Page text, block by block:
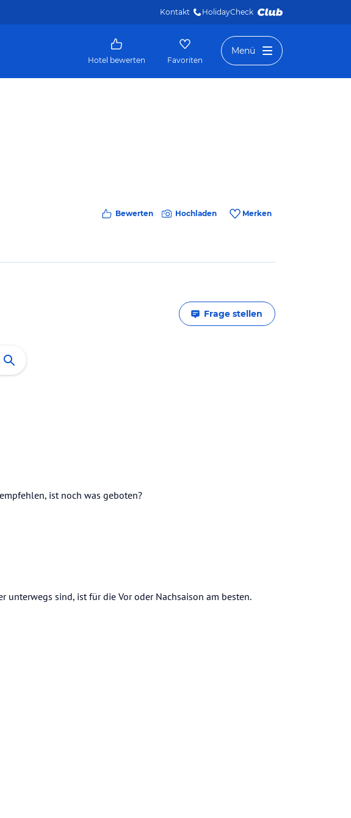
Kontakt HolidayCheck
Hotel bewerten Favoriten
Menü
Bewerten Hochladen Merken
Frage stellen
ist noch was geboten?
sind, ist für die Vor oder Nachsaison am besten.
man über die Lobby und get your guide buchen.